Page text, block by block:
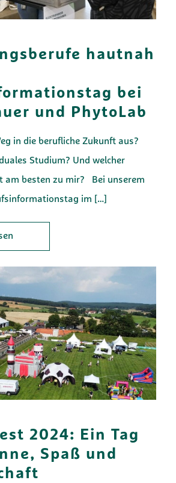
hautnah
bei
und PhytoLab
in die berufliche Zukunft aus?
Studium? Und welcher
am besten zu mir? Bei unserem
im […]
2024: Ein Tag
Spaß und